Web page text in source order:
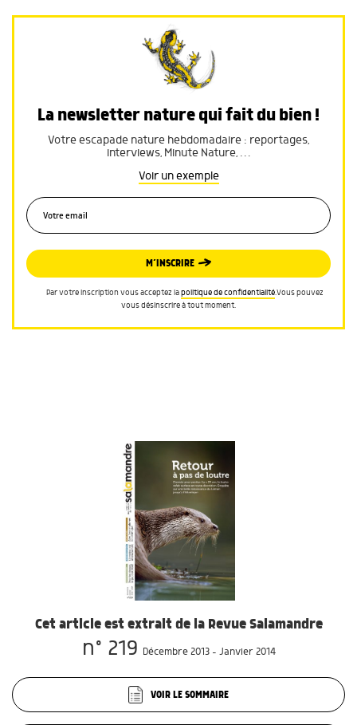
La newsletter nature qui fait du bien !
Votre escapade nature hebdomadaire : reportages,
interviews, Minute Nature, …
Voir un exemple
M’INSCRIRE
Par votre inscription vous acceptez lapolitique de confidentialité.Vous pouvez
vous désinscrire à tout moment.
Cet article est extrait de la Revue Salamandre
n° 219 Décembre 2013 - Janvier 2014
VOIR LE SOMMAIRE